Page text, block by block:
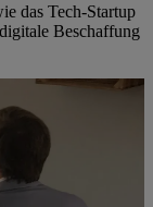
das Tech-Startup
Beschaffung